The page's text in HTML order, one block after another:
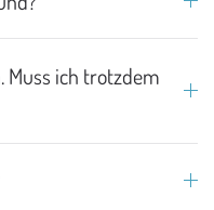
Muss ich trotzdem